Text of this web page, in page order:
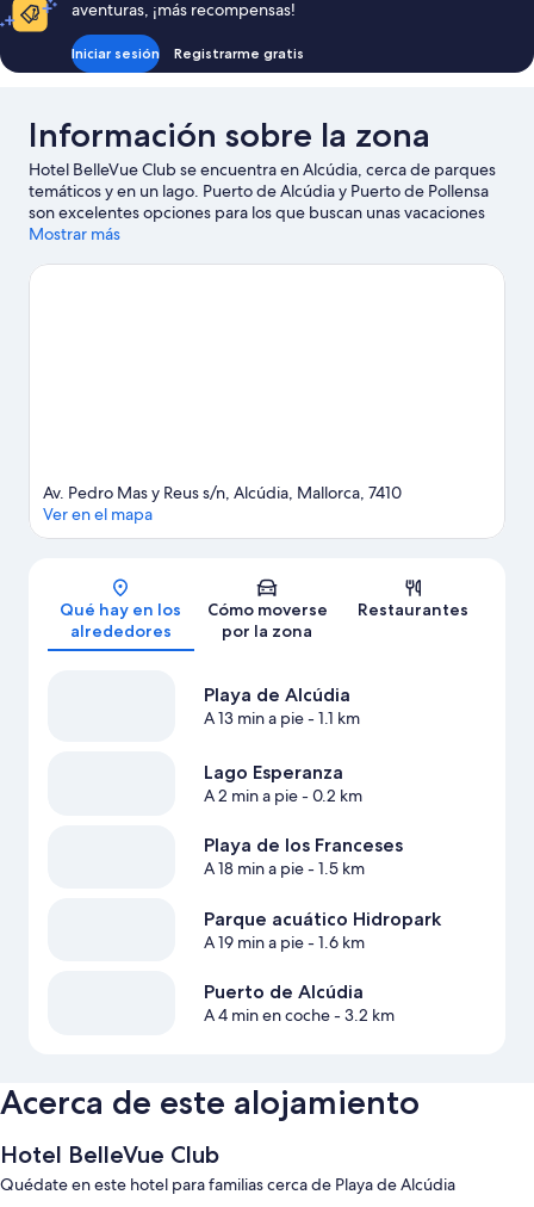
aventuras, ¡más recompensas!
Iniciar sesión Registrarme gratis
Información sobre la zona
Hotel BelleVue Club se encuentra en Alcúdia, cerca de parques
temáticos y en un lago. Puerto de Alcúdia y Puerto de Pollensa
son excelentes opciones para los que buscan unas vacaciones
activas, pero si prefieres sumergirte en la naturaleza, Playa de
Si es así, puedes llevarlos a Parque acuático Hidropark o a Pista
Mostrar más
Mapa
Av. Pedro Mas y Reus s/n, Alcúdia, Mallorca, 7410
Ver en el mapa
Qué hay en los
alrededores
Cómo moverse
por la zona
Restaurantes
Playa de Alcúdia
A 13 min a pie- 1.1 km
Lago Esperanza
A 2 min a pie- 0.2 km
Playa de los Franceses
A 18 min a pie- 1.5 km
Parque acuático Hidropark
A 19 min a pie- 1.6 km
Puerto de Alcúdia
A 4 min en coche- 3.2 km
Acerca de este alojamiento
Hotel BelleVue Club
Quédate en este hotel para familias cerca de Playa de Alcúdia